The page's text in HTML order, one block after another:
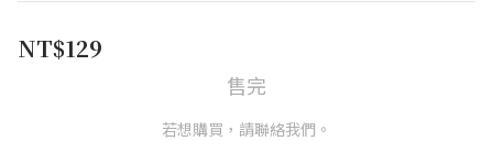
NT$129
售完
若想購買，請聯絡我們。